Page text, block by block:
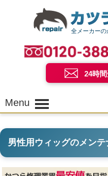
全メーカーの
24時
Menu
男性用ウィッグのメン